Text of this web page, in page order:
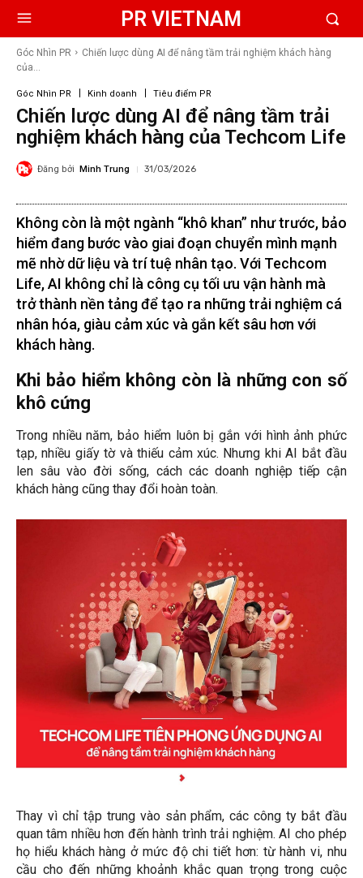
PR VIETNAM
Góc Nhìn PR
Chiến lược dùng AI để nâng tầm trải nghiệm khách hàng
của...
Góc Nhìn PR Kinh doanh Tiêu điểm PR
Chiến lược dùng AI để nâng tầm trải
nghiệm khách hàng của Techcom Life
Đăng bởi Minh Trung 31/03/2026
Không còn là một ngành “khô khan” như trước, bảo
hiểm đang bước vào giai đoạn chuyển mình mạnh
mẽ nhờ dữ liệu và trí tuệ nhân tạo. Với Techcom
Life, AI không chỉ là công cụ tối ưu vận hành mà
trở thành nền tảng để tạo ra những trải nghiệm cá
nhân hóa, giàu cảm xúc và gắn kết sâu hơn với
khách hàng.
Khi bảo hiểm không còn là những con số
khô cứng
Trong nhiều năm, bảo hiểm luôn bị gắn với hình ảnh phức
tạp, nhiều giấy tờ và thiếu cảm xúc. Nhưng khi AI bắt đầu
len sâu vào đời sống, cách các doanh nghiệp tiếp cận
khách hàng cũng thay đổi hoàn toàn.
Thay vì chỉ tập trung vào sản phẩm, các công ty bắt đầu
quan tâm nhiều hơn đến hành trình trải nghiệm. AI cho phép
họ hiểu khách hàng ở mức độ chi tiết hơn: từ hành vi, nhu
cầu cho đến những khoảnh khắc quan trọng trong cuộc